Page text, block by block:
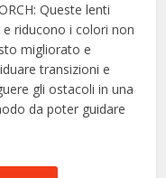
Queste lenti
riducono i colori non
migliorato e
transizioni e
gli ostacoli in una
da poter guidare